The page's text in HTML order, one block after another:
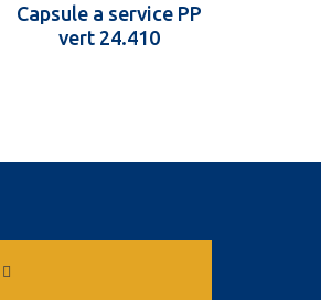
Capsule a service PP
vert 24.410